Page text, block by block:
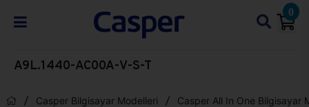
0
A9L.1440-AC00A-V-S-T
Casper Bilgisayar Modelleri Casper All In One Bilgisayar